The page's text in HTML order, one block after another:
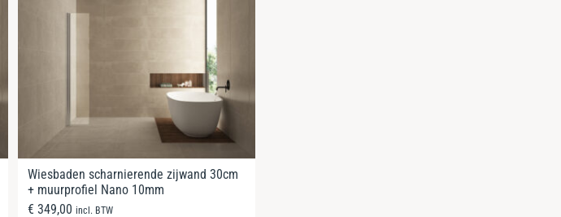
Wiesbaden scharnierende zijwand 30cm
+ muurprofiel Nano 10mm
€ 349,00 incl. BTW